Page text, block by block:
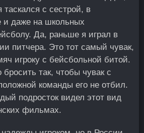
таскался с сестрой, в
и даже на школьных
Да, раньше я играл в
питчера. Это тот самый чувак,
игроку с бейсбольной битой.
так, чтобы чувак с
команды его не отбил.
подросток видел этот вид
фильмах.